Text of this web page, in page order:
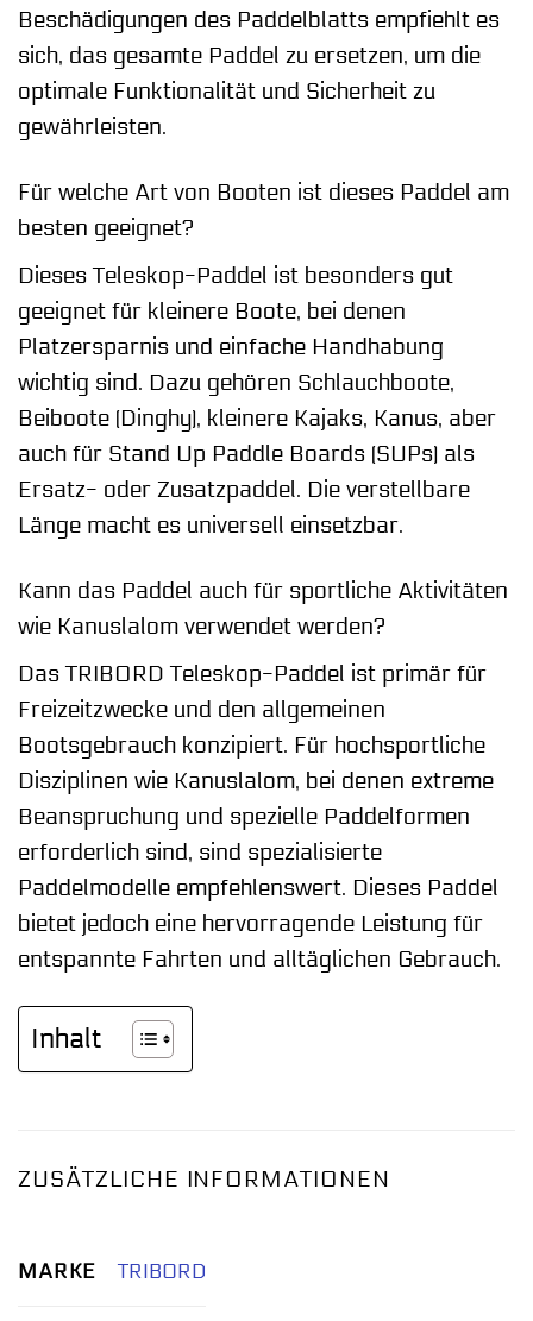
Beschädigungen des Paddelblatts empfiehlt es
sich, das gesamte Paddel zu ersetzen, um die
optimale Funktionalität und Sicherheit zu
gewährleisten.
Für welche Art von Booten ist dieses Paddel am
besten geeignet?
Dieses Teleskop-Paddel ist besonders gut
geeignet für kleinere Boote, bei denen
Platzersparnis und einfache Handhabung
wichtig sind. Dazu gehören Schlauchboote,
Beiboote (Dinghy), kleinere Kajaks, Kanus, aber
auch für Stand Up Paddle Boards (SUPs) als
Ersatz- oder Zusatzpaddel. Die verstellbare
Länge macht es universell einsetzbar.
Kann das Paddel auch für sportliche Aktivitäten
wie Kanuslalom verwendet werden?
Das TRIBORD Teleskop-Paddel ist primär für
Freizeitzwecke und den allgemeinen
Bootsgebrauch konzipiert. Für hochsportliche
Disziplinen wie Kanuslalom, bei denen extreme
Beanspruchung und spezielle Paddelformen
erforderlich sind, sind spezialisierte
Paddelmodelle empfehlenswert. Dieses Paddel
bietet jedoch eine hervorragende Leistung für
entspannte Fahrten und alltäglichen Gebrauch.
Inhalt
ZUSÄTZLICHE INFORMATIONEN
MARKE TRIBORD